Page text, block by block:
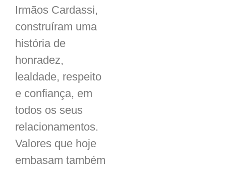
Irmãos Cardassi,
construíram uma
história de
honradez,
lealdade, respeito
e confiança, em
todos os seus
relacionamentos.
Valores que hoje
embasam também